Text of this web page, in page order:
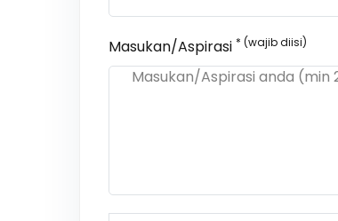
Masukan/Aspirasi * (wajib diisi)